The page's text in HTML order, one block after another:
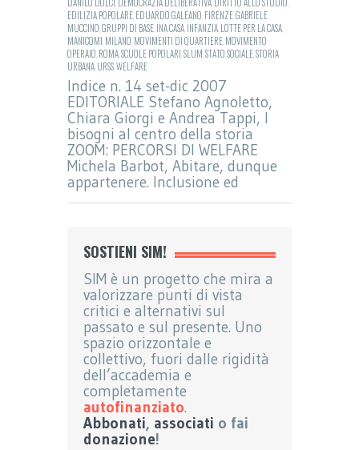
DANILO DOLCI,DEMOCRAZIA DELIBERATIVA,DIRITTO ALLO STUDIO,
EDILIZIA POPOLARE,EDUARDO GALEANO,FIRENZE,GABRIELE
MUCCINO,GRUPPI DI BASE,INA CASA,INFANZIA,LOTTE PER LA CASA,
MANICOMI,MILANO,MOVIMENTI DI QUARTIERE,MOVIMENTO
OPERAIO,ROMA,SCUOLE POPOLARI,SLUM,STATO SOCIALE,STORIA
URBANA,URSS,WELFARE
Indice n. 14 set-dic 2007
EDITORIALE Stefano Agnoletto,
Chiara Giorgi e Andrea Tappi, I
bisogni al centro della storia
ZOOM: PERCORSI DI WELFARE
Michela Barbot, Abitare, dunque
appartenere. Inclusione ed
SOSTIENI SIM!
SIM è un progetto che mira a
valorizzare punti di vista
critici e alternativi sul
passato e sul presente. Uno
spazio orizzontale e
collettivo, fuori dalle rigidità
dell’accademia e
completamente
autofinanziato.
Abbonati, associati o fai
donazione!